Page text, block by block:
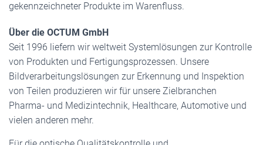
gekennzeichneter Produkte im Warenfluss.
Über die OCTUM GmbH
Seit 1996 liefern wir weltweit Systemlösungen zur Kontrolle
von Produkten und Fertigungsprozessen. Unsere
Bildverarbeitungslösungen zur Erkennung und Inspektion
von Teilen produzieren wir für unsere Zielbranchen
Pharma- und Medizintechnik, Healthcare, Automotive und
vielen anderen mehr.